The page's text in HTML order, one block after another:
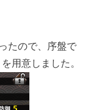
たので、序盤で
用意しました。